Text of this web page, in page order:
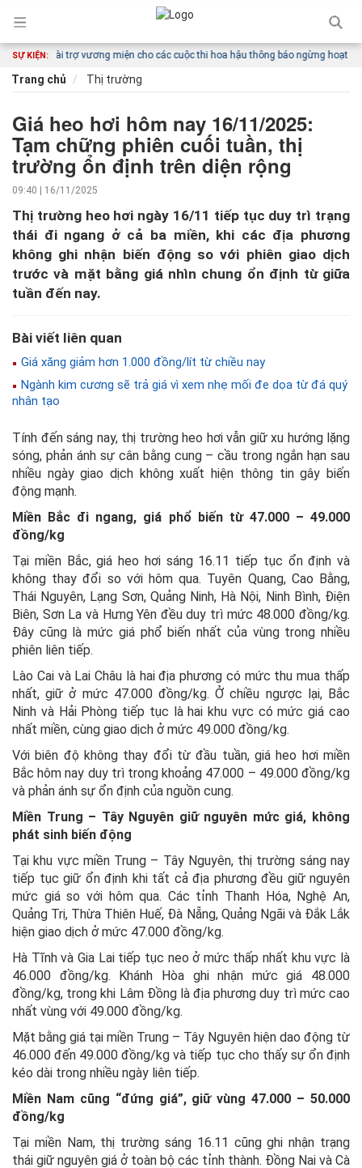
SỰ KIỆN:
tài trợ vương miện cho các cuộc thi hoa hậu thông báo ngừng hoạt động
Trang chủ Thị trường
Giá heo hơi hôm nay 16/11/2025:
Tạm chững phiên cuối tuần, thị
trường ổn định trên diện rộng
09:40 | 16/11/2025
Thị trường heo hơi ngày 16/11 tiếp tục duy trì trạng
thái đi ngang ở cả ba miền, khi các địa phương
không ghi nhận biến động so với phiên giao dịch
trước và mặt bằng giá nhìn chung ổn định từ giữa
tuần đến nay.
Bài viết liên quan
Giá xăng giảm hơn 1.000 đồng/lít từ chiều nay
Ngành kim cương sẽ trả giá vì xem nhẹ mối đe dọa từ đá quý
nhân tạo
Tính đến sáng nay, thị trường heo hơi vẫn giữ xu hướng lặng
sóng, phản ánh sự cân bằng cung – cầu trong ngắn hạn sau
nhiều ngày giao dịch không xuất hiện thông tin gây biến
động mạnh.
Miền Bắc đi ngang, giá phổ biến từ 47.000 – 49.000
đồng/kg
Tại miền Bắc, giá heo hơi sáng 16.11 tiếp tục ổn định và
không thay đổi so với hôm qua. Tuyên Quang, Cao Bằng,
Thái Nguyên, Lạng Sơn, Quảng Ninh, Hà Nội, Ninh Bình, Điện
Biên, Sơn La và Hưng Yên đều duy trì mức 48.000 đồng/kg.
Đây cũng là mức giá phổ biến nhất của vùng trong nhiều
phiên liên tiếp.
Lào Cai và Lai Châu là hai địa phương có mức thu mua thấp
nhất, giữ ở mức 47.000 đồng/kg. Ở chiều ngược lại, Bắc
Ninh và Hải Phòng tiếp tục là hai khu vực có mức giá cao
nhất miền, cùng giao dịch ở mức 49.000 đồng/kg.
Với biên độ không thay đổi từ đầu tuần, giá heo hơi miền
Bắc hôm nay duy trì trong khoảng 47.000 – 49.000 đồng/kg
và phản ánh sự ổn định của nguồn cung.
Miền Trung – Tây Nguyên giữ nguyên mức giá, không
phát sinh biến động
Tại khu vực miền Trung – Tây Nguyên, thị trường sáng nay
tiếp tục giữ ổn định khi tất cả địa phương đều giữ nguyên
mức giá so với hôm qua. Các tỉnh Thanh Hóa, Nghệ An,
Quảng Trị, Thừa Thiên Huế, Đà Nẵng, Quảng Ngãi và Đắk Lắk
hiện giao dịch ở mức 47.000 đồng/kg.
Hà Tĩnh và Gia Lai tiếp tục neo ở mức thấp nhất khu vực là
46.000 đồng/kg. Khánh Hòa ghi nhận mức giá 48.000
đồng/kg, trong khi Lâm Đồng là địa phương duy trì mức cao
nhất vùng với 49.000 đồng/kg.
Mặt bằng giá tại miền Trung – Tây Nguyên hiện dao động từ
46.000 đến 49.000 đồng/kg và tiếp tục cho thấy sự ổn định
kéo dài trong nhiều ngày liên tiếp.
Miền Nam cũng “đứng giá”, giữ vùng 47.000 – 50.000
đồng/kg
Tại miền Nam, thị trường sáng 16.11 cũng ghi nhận trạng
thái giữ nguyên giá ở toàn bộ các tỉnh thành. Đồng Nai và Cà